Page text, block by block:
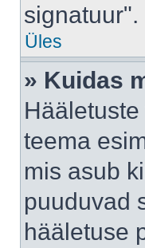
signatuur".
Üles
» Kuidas
teema
mis asub
puuduvad
hääletuse